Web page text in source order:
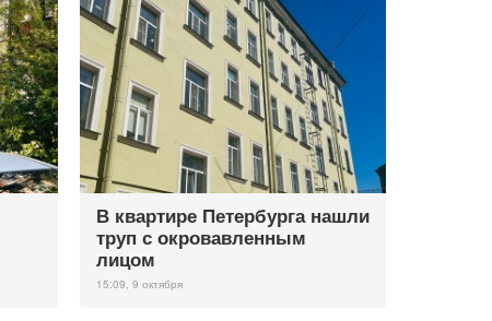
В квартире Петербурга нашли
труп с окровавленным
лицом
15:09, 9 октября